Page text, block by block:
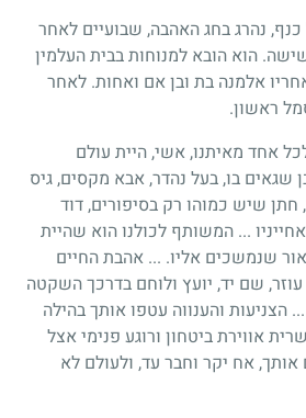
נהרג בחג האהבה, שבועיים לאחר
הוא הובא למנוחות בבית העלמין
אלמנה בת ובן אם ואחות. לאחר
ראשון.
אחד מאיתנו, אשי, היית עולם
שגאים בו, בעל נהדר, אבא מקסים, גיס
שיש כמוהו רק בסיפורים, דוד
... המשותף לכולנו הוא שהיית
שנמשכים אליו. ... אהבת החיים
שם יד, יועץ ולוחם בדרכך השקטה
הצניעות והענווה עטפו אותך בהילה
אווירת ביטחון ורוגע פנימי אצל
אח יקר וחבר עד, ולעולם לא